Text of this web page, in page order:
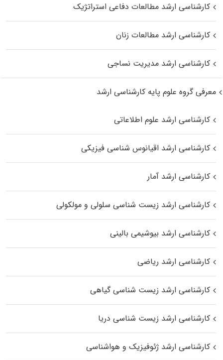
کارشناسی ارشد مطالعات دفاعی استراتژیک
کارشناسی ارشد مطالعات زنان
کارشناسی ارشد مدیریت نساجی
معرفی گروه علوم پایه کارشناسی ارشد
کارشناسی ارشد علوم اطلاعاتی
کارشناسی ارشد اقیانوس‌ شناسی فیزیکی
کارشناسی ارشد آمار
کارشناسی ارشد زیست شناسی سلولی و مولکولی
کارشناسی ارشد بیوشیمی بالینی
کارشناسی ارشد ریاضی
کارشناسی ارشد زیست‌ شناسی گیاهی
کارشناسی ارشد زیست‌ شناسی دریا
کارشناسی ارشد ژئوفیزیک و هواشناسی